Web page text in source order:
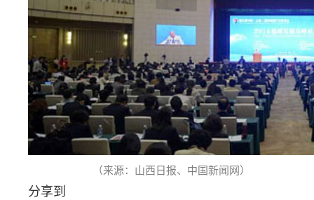
（来源：山西日报、中国新闻网）
分享到